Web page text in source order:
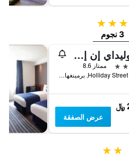
3 نجوم
3 نجوم
هوليداي إن إكسبريس - برمينغهام - سيتي سنتر
ممتاز 8.6
19 Holliday Street, برمينغهام, المملكة المتحدة
عرض الصفقة
2 نجمتين